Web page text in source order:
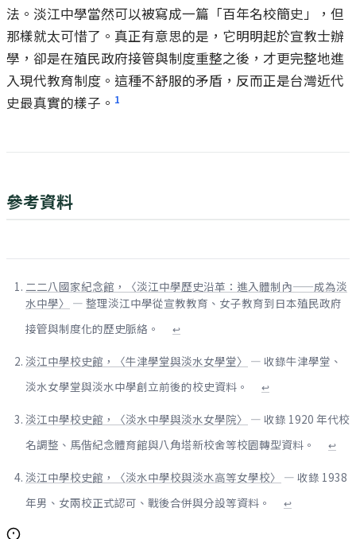
法。淡江中學當然可以被寫成一篇「百年名校簡史」，但
那樣就太可惜了。真正有意思的是，它明明起於宣教士辦
學，卻是在殖民政府接管與制度重整之後，才更完整地進
入現代教育制度。這種不舒服的矛盾，反而正是台灣近代
史最真實的樣子。 1
參考資料
二二八國家紀念館，〈淡江中學歷史沿革：進入體制內——成為淡
水中學〉 — 整理淡江中學從宣教教育、女子教育到日本殖民政府
接管與制度化的歷史脈絡。
↩
淡江中學校史館，〈牛津學堂與淡水女學堂〉 — 收錄牛津學堂、
淡水女學堂與淡水中學創立前後的校史資料。
↩
淡江中學校史館，〈淡水中學與淡水女學院〉 — 收錄 1920 年代校
名調整、馬偕紀念體育館與八角塔新校舍等校園轉型資料。
↩
淡江中學校史館，〈淡水中學校與淡水高等女學校〉 — 收錄 1938
年男、女兩校正式認可、戰後合併與分設等資料。
↩